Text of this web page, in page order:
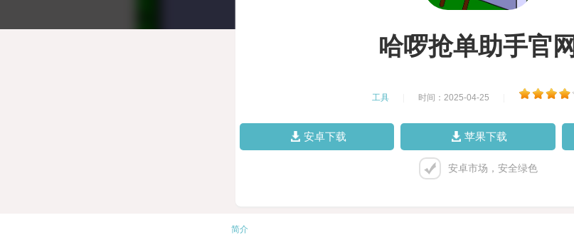
哈啰抢单助手官网
工具 时间：2025-04-25
安卓下载 苹果下载
安卓市场，安全绿色
简介